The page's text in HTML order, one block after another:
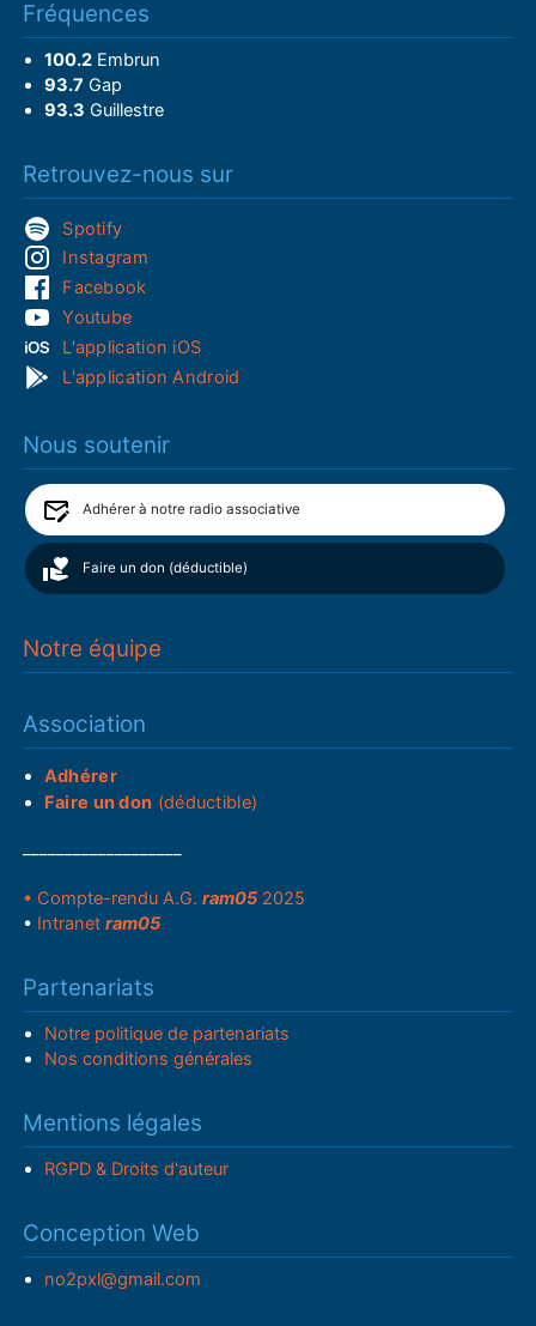
Fréquences
100.2Embrun
93.7 Gap
93.3 Guillestre
Retrouvez-nous sur
Spotify
Instagram
Facebook
Youtube
L'application iOS
L'application Android
Nous soutenir
Adhérer à notre radio associative
Faire un don (déductible)
Notre équipe
Association
Adhérer
Faire un don (déductible)
• Compte-rendu A.G.ram05 2025
• Intranetram05
Partenariats
Notre politique de partenariats
Nos conditions générales
Mentions légales
RGPD & Droits d'auteur
Conception Web
no2pxl@gmail.com